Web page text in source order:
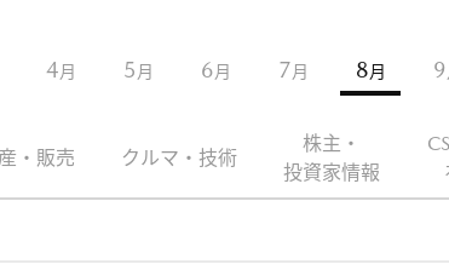
4月 5 月 6月 7月 8月 9
・販売 クルマ・技術
株主・
投資家情報